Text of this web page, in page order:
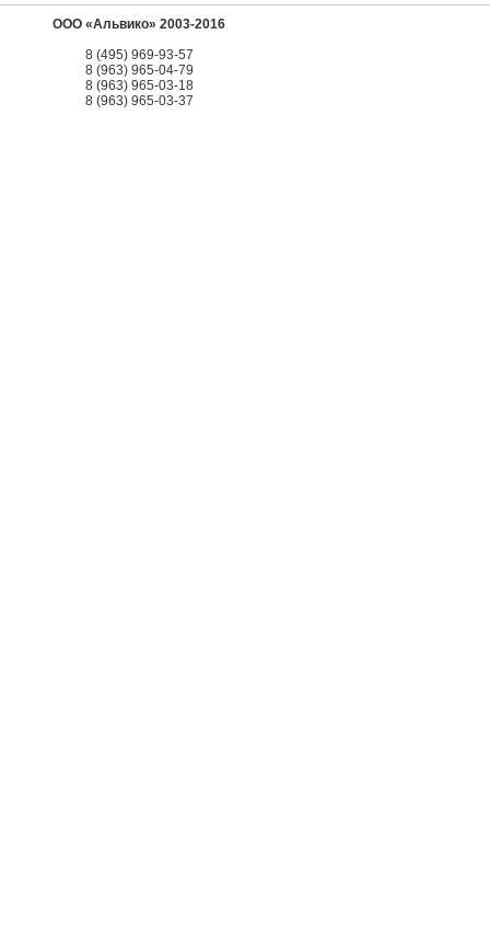
ООО «Альвико» 2003-2016
8 (495) 969-93-57
8 (963) 965-04-79
8 (963) 965-03-18
8 (963) 965-03-37